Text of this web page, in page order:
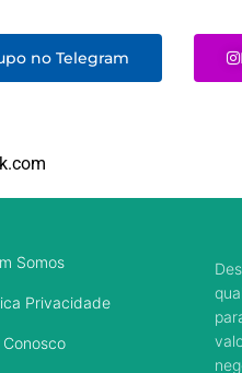
no Telegram
Somos
Privacidade
Conosco